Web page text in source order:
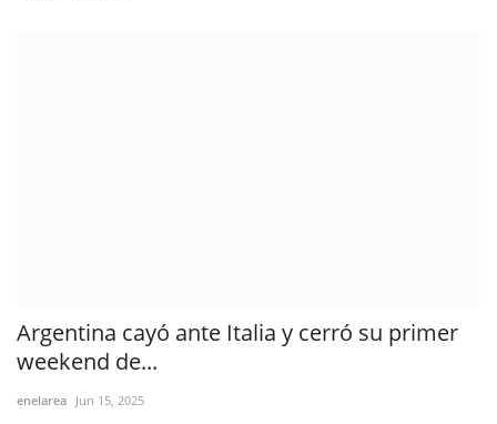
Argentina cayó ante Italia y cerró su primer
weekend de...
enelarea Jun 15, 2025